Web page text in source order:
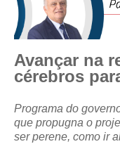
GALERIA EX-
ORGANOGRAMA
CRESCE BRASIL
HISTÓRICO E ATUAÇÃO
Avançar na
cérebros
Programa do
que propugna o
ser perene, como ir